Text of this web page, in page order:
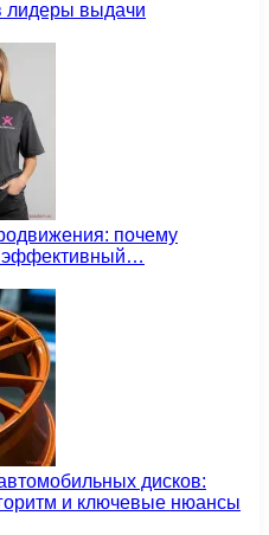
лидеры выдачи
почему
эффективный…
дисков:
и ключевые нюансы